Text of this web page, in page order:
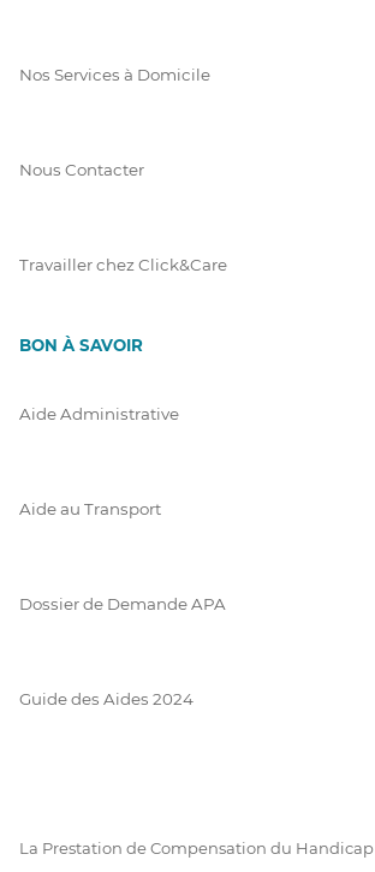
Nos Services à Domicile
Nous Contacter
Travailler chez Click&Care
BON À SAVOIR
Aide Administrative
Aide au Transport
Dossier de Demande APA
Guide des Aides 2024
La Prestation de Compensation du Handicap